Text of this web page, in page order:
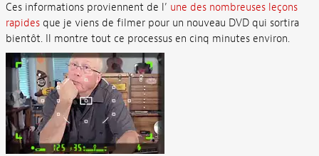
Ces informations proviennent de l’ une des nombreuses leçons
rapidesque je viens de filmer pour un nouveau DVD qui sortira
bientôt. Il montre tout ce processus en cinq minutes environ.